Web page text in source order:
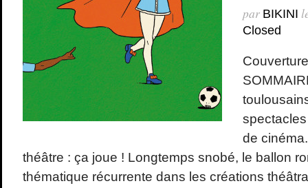
par BIKINI
Closed
de
théâtre : ça joue ! Longtemps snobé, le ballon
thématique récurrente dans les créations